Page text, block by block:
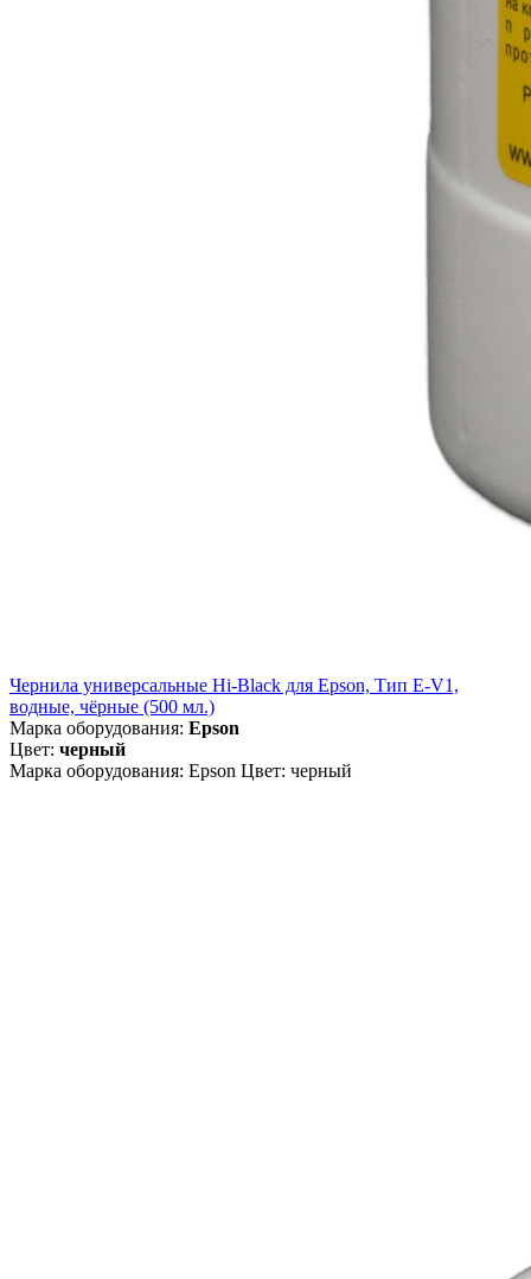
Чернила универсальные Hi-Black для Epson, Тип E-V1,
водные, чёрные (500 мл.)
Марка оборудования: Epson
Цвет: черный
Марка оборудования: Epson Цвет: черный